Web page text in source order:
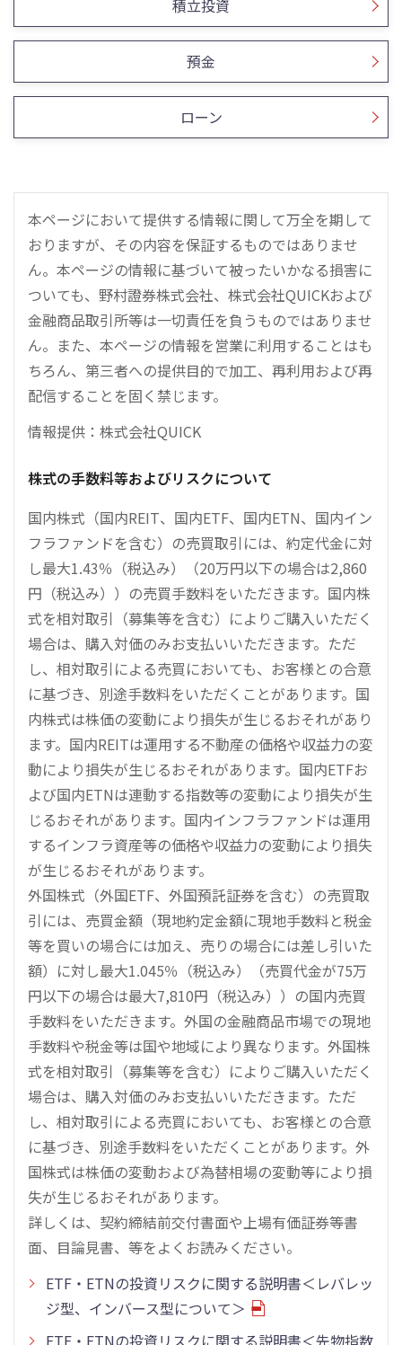
積立投資
預金
ローン
本ページにおいて提供する情報に関して万全を期して
おりますが、その内容を保証するものではありませ
ん。本ページの情報に基づいて被ったいかなる損害に
ついても、野村證券株式会社、株式会社QUICKおよび
金融商品取引所等は一切責任を負うものではありませ
ん。また、本ページの情報を営業に利用することはも
ちろん、第三者への提供目的で加工、再利用および再
配信することを固く禁じます。
情報提供：株式会社QUICK
株式の手数料等およびリスクについて
国内株式（国内REIT、国内ETF、国内ETN、国内イン
フラファンドを含む）の売買取引には、約定代金に対
し最大1.43％（税込み）（20万円以下の場合は2,860
円（税込み））の売買手数料をいただきます。国内株
式を相対取引（募集等を含む）によりご購入いただく
場合は、購入対価のみお支払いいただきます。ただ
し、相対取引による売買においても、お客様との合意
に基づき、別途手数料をいただくことがあります。国
内株式は株価の変動により損失が生じるおそれがあり
ます。国内REITは運用する不動産の価格や収益力の変
動により損失が生じるおそれがあります。国内ETFお
よび国内ETNは連動する指数等の変動により損失が生
じるおそれがあります。国内インフラファンドは運用
するインフラ資産等の価格や収益力の変動により損失
が生じるおそれがあります。
外国株式（外国ETF、外国預託証券を含む）の売買取
引には、売買金額（現地約定金額に現地手数料と税金
等を買いの場合には加え、売りの場合には差し引いた
額）に対し最大1.045％（税込み）（売買代金が75万
円以下の場合は最大7,810円（税込み））の国内売買
手数料をいただきます。外国の金融商品市場での現地
手数料や税金等は国や地域により異なります。外国株
式を相対取引（募集等を含む）によりご購入いただく
場合は、購入対価のみお支払いいただきます。ただ
し、相対取引による売買においても、お客様との合意
に基づき、別途手数料をいただくことがあります。外
国株式は株価の変動および為替相場の変動等により損
失が生じるおそれがあります。
詳しくは、契約締結前交付書面や上場有価証券等書
面、目論見書、等をよくお読みください。
ETF・ETNの投資リスクに関する説明書＜レバレッ
ジ型、インバース型について＞
ETF・ETNの投資リスクに関する説明書＜先物指数